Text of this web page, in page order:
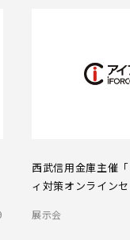
西武信用金庫主催
ィ対策オンライン
展示会